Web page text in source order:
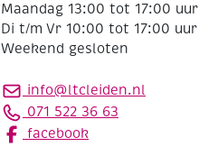
Maandag 13:00 tot 17:00 uur
Di t/m Vr 10:00 tot 17:00 uur
Weekend gesloten
info@ltcleiden.nl
071 522 36 63
facebook